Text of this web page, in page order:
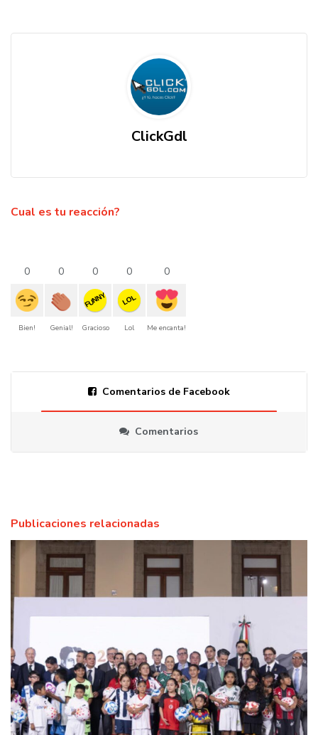
ClickGdl
Cual es tu reacción?
0
Bien!
0
Genial!
0
FUNNY
Gracioso
0
LOL
Lol
0
Me encanta!
Comentarios de Facebook
Comentarios
Publicaciones relacionadas